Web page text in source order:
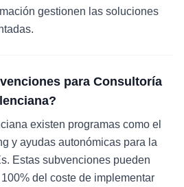
gestionen las soluciones
para Consultoría
existen programas como el
y ayudas autonómicas para la
Estas subvenciones pueden
del coste de implementar